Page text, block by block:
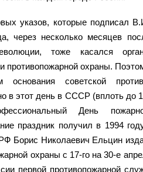
указов, которые подписал
через несколько месяцев
тоже касался
противопожарной охраны.
основания советской
в этот день в СССР (вплоть до
День
праздник получил в 1994
Борис Николаевич Ельцин
охраны с 17-го на 30-е
первой противопожарной